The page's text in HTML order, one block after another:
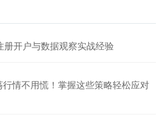
0.00 0.00%
开户与数据观察实战经验
情不用慌！掌握这些策略轻松应对